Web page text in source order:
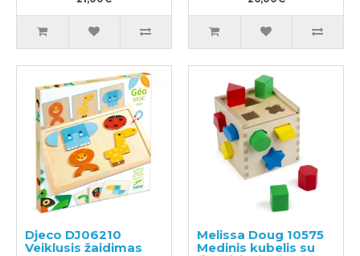
Djeco DJ06210
Veiklusis žaidimas
Melissa Doug 10575
Medinis kubelis su